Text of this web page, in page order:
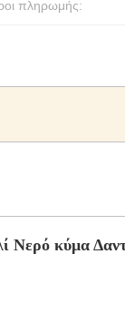
πληρωμής:
Νερό κύμα